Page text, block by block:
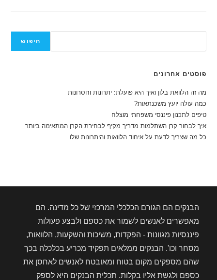
חיפוש
פוסטים אחרונים
מה זה הלוואת בלון ואיך היא פועלת: יתרונות וחסרונות
כמה עולה יועץ משכנתאות?
טיפים לתכנון פיננסי משפחתי מוצלח
איך לבחור קרן השתלמות מדריך מקיף לבחירת הקרן המתאימה ביותר
כל מה שצריך לדעת על איחוד הלוואות והיתרונות שלו
הבנקים הם הגורם הכלכלי המרכזי של כל מדינה. הם
מאפשרים לאנשים לשמור את כספם ולבצע פעולות
פיננסיות מגוונות - הפקדות, משיכות והשקעות, הלוואות,
מסחר וכו'. הבנקים ממלאים תפקיד מכריע בכלכלה בכך
שהם מספקים מקום בטוח ומאובטח לאנשים לאחסן את
כספם ולגשת אליו בקלות. תכלית הבנקים היא לספק